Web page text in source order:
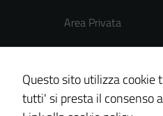
Area Privata
Credits: © Technical
Questo sito utilizza cookie
tutti' si presta il consenso